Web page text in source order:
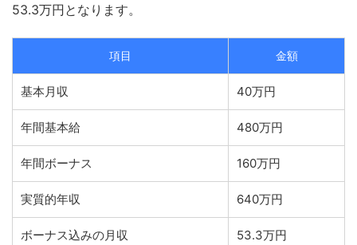
53.3万円となります。
項目 金額
基本月収 40万円
年間基本給 480万円
年間ボーナス 160万円
実質的年収 640万円
ボーナス込みの月収 53.3万円